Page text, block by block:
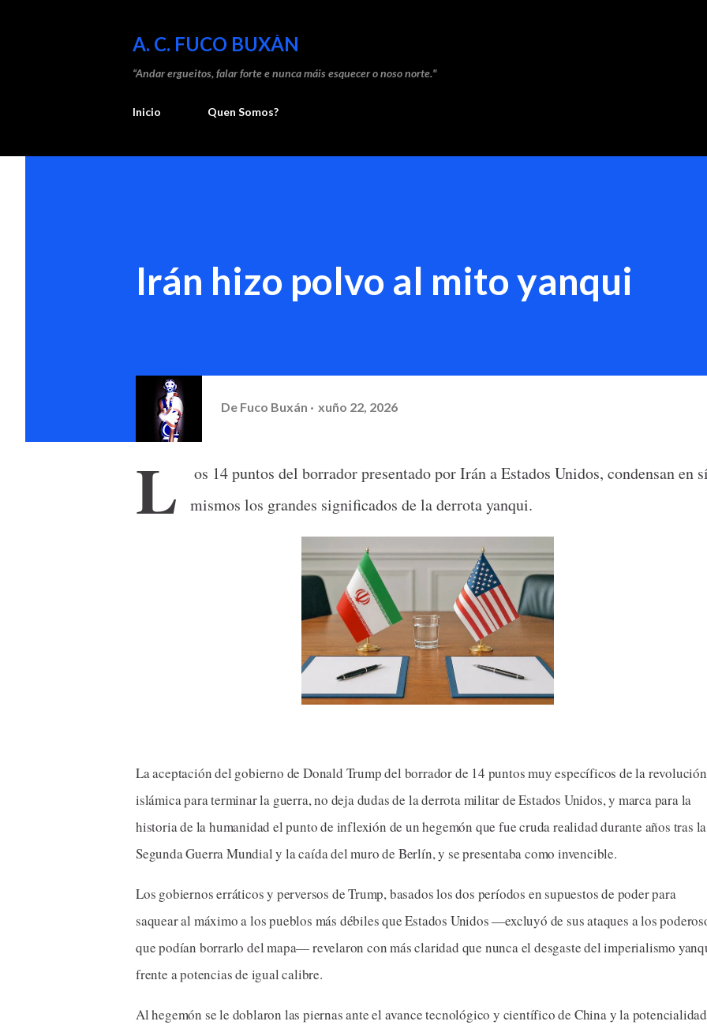
A. C. FUCO BUXÁN
“Andar ergueitos, falar forte e nunca máis esquecer o noso norte."
Inicio Quen Somos?
Irán hizo polvo al mito yanqui
De Fuco Buxán xuño 22, 2026
L
os 14 puntos del borrador presentado por Irán a Estados Unidos, condensan en
mismos los grandes significados de la derrota yanqui.
La aceptación del gobierno de Donald Trump del borrador de 14 puntos muy específicos de la revolución
islámica para terminar la guerra, no deja dudas de la derrota militar de Estados Unidos, y marca para la
historia de la humanidad el punto de inflexión de un hegemón que fue cruda realidad durante años tras la
Segunda Guerra Mundial y la caída del muro de Berlín, y se presentaba como invencible.
Los gobiernos erráticos y perversos de Trump, basados los dos períodos en supuestos de poder para
saquear al máximo a los pueblos más débiles que Estados Unidos —excluyó de sus ataques a los
que podían borrarlo del mapa— revelaron con más claridad que nunca el desgaste del imperialismo
frente a potencias de igual calibre.
Al hegemón se le doblaron las piernas ante el avance tecnológico y científico de China y la potencialidad